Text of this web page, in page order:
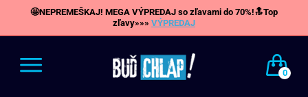
🤩NEPREMEŠKAJ! MEGA VÝPREDAJ so zľavami do 70%!🔝Top
zľavy»»» VÝPREDAJ
0